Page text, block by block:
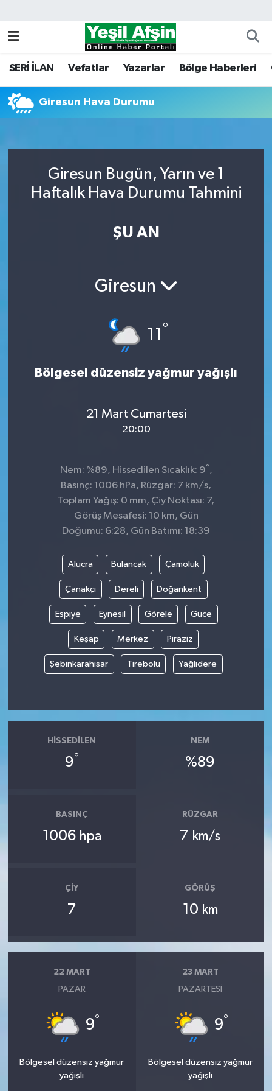
SERİ İLAN Vefatlar Yazarlar Bölge Haberleri
Giresun Hava Durumu
Giresun Bugün, Yarın ve 1
Haftalık Hava Durumu Tahmini
ŞU AN
Giresun
11 °
Bölgesel düzensiz yağmur yağışlı
21 Mart Cumartesi
20:00
Nem: %89, Hissedilen Sıcaklık: 9°,
Basınç: 1006 hPa, Rüzgar: 7 km/s,
Toplam Yağış: 0 mm, Çiy Noktası: 7,
Görüş Mesafesi: 10 km, Gün
Doğumu: 6:28, Gün Batımı: 18:39
Alucra Bulancak Çamoluk
Çanakçı Dereli Doğankent
Espiye Eynesil Görele Güce
Keşap Merkez Piraziz
Şebinkarahisar Tirebolu Yağlıdere
HISSEDILEN
9°
NEM
%89
BASINÇ
1006 hpa
RÜZGAR
7 km/s
ÇIY
7
GÖRÜŞ
10 km
22 MART
PAZAR
9°
Bölgesel düzensiz yağmur
yağışlı
23 MART
PAZARTESI
9°
Bölgesel düzensiz yağmur
yağışlı
Kahramanmaraş Nöbetçi Eczaneler
Kahramanmaraş Namaz Vakitleri
Süper Lig Puan Durumu ve Fikstür
Tüm Manşetler
Son Dakika Haberleri